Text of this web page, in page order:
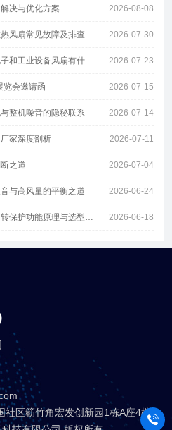
2026-08-08
决与优化方案
2026-07-30
直流散热风扇厂家分享：直流散热风扇常见故障及排查方案
2026-07-23
散热风扇场景选型指南：消费电子和工业设备风扇有什么区别
2026-07-15
览会邀请函
2026-07-14
整机噪音的隐秘联系
2026-07-11
家深度剖析
2026-07-04
之道
2026-06-24
与高风量的平衡之道
2026-06-18
散热风扇选型：软启动功能与堵转保护功能原理与选型指南
社区簕竹角宏发创新园1栋A座4楼